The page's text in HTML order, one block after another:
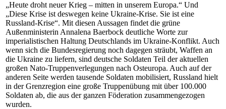
„Heute droht neuer Krieg – mitten in unserem Europa.“ Und
„Diese Krise ist deswegen keine Ukraine-Krise. Sie ist eine
Russland-Krise“. Mit diesen Aussagen findet die grüne
Außenministerin Annalena Baerbock deutliche Worte zur
imperialistischen Haltung Deutschlands im Ukraine-Konflikt. Auch
wenn sich die Bundesregierung noch dagegen sträubt, Waffen an
die Ukraine zu liefern, sind deutsche Soldaten Teil der aktuellen
großen Nato-Truppenverlegungen nach Osteuropa. Auch auf der
anderen Seite werden tausende Soldaten mobilisiert, Russland hielt
in der Grenzregion eine große Truppenübung mit über 100.000
Soldaten ab, die aus der ganzen Föderation zusammengezogen
wurden.